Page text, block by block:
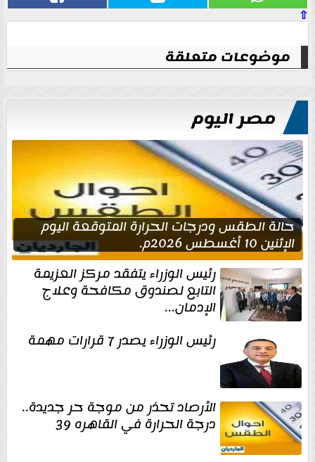
⇧
موضوعات متعلقة
مصر اليوم
حالة الطقس ودرجات الحرارة المتوقعة اليوم
الإثنين 10 أغسطس 2026م.
رئيس الوزراء يتفقد مركز العزيمة
التابع لصندوق مكافحة وعلاج
الإدمان...
رئيس الوزراء يصدر 7 قرارات مهمة
الأرصاد تحذر من موجة حر جديدة..
درجة الحرارة في القاهره 39